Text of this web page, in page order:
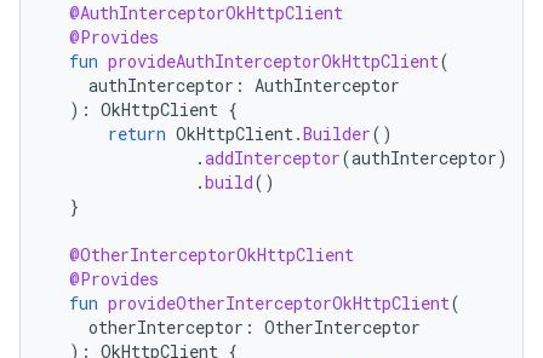
@AuthInterceptorOkHttpClient
@Provides
fun provideAuthInterceptorOkHttpClient(
authInterceptor : AuthInterceptor
): OkHttpClient {
return OkHttpClient.Builder()
.addInterceptor(authInterceptor)
.build()
}
@OtherInterceptorOkHttpClient
@Provides
fun provideOtherInterceptorOkHttpClient(
otherInterceptor : OtherInterceptor
): OkHttpClient {